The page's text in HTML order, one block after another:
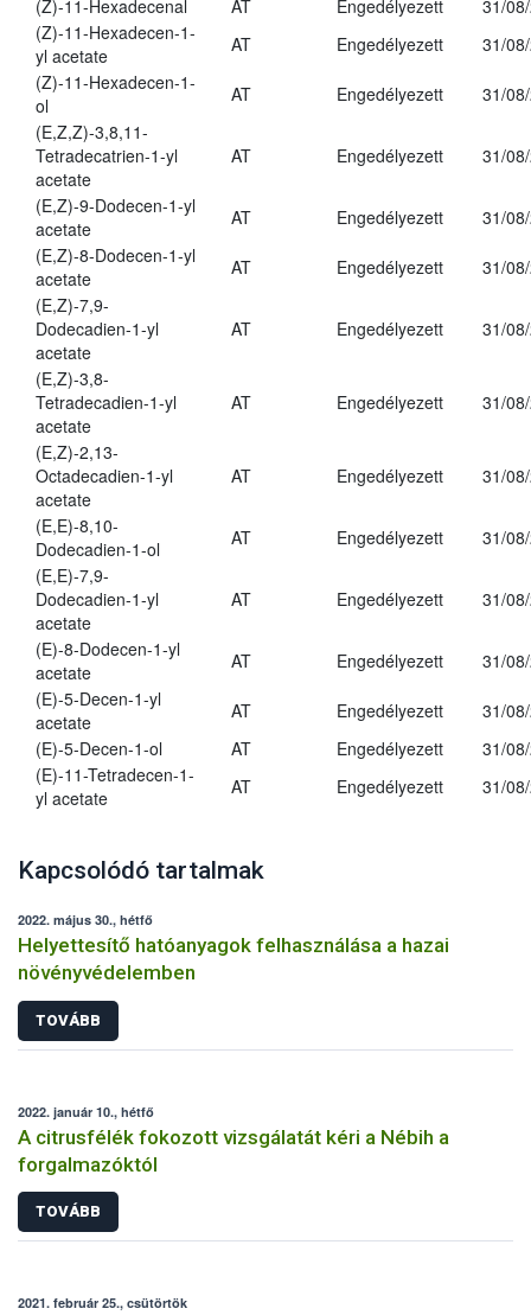
(Z)-11-Hexadecenal
AT Engedélyezett
31/
(Z)-11-Hexadecen-1-
yl acetate
AT Engedélyezett
31/
(Z)-11-Hexadecen-1-
ol
AT Engedélyezett
31/
(E,Z,Z)-3,8,11-
Tetradecatrien-1-yl
acetate
AT Engedélyezett 31/
(E,Z)-9-Dodecen-1-yl
acetate
AT Engedélyezett
31/
(E,Z)-8-Dodecen-1-yl
acetate
AT Engedélyezett
31/
(E,Z)-7,9-
Dodecadien-1-yl
acetate
AT Engedélyezett 31/
(E,Z)-3,8-
Tetradecadien-1-yl
acetate
AT Engedélyezett 31/
(E,Z)-2,13-
Octadecadien-1-yl
acetate
AT Engedélyezett 31/
(E,E)-8,10-
Dodecadien-1-ol
AT Engedélyezett
31/
(E,E)-7,9-
Dodecadien-1-yl
acetate
AT Engedélyezett 31/
(E)-8-Dodecen-1-yl
acetate
AT Engedélyezett
31/
(E)-5-Decen-1-yl
acetate
AT Engedélyezett
31/
(E)-5-Decen-1-ol
AT Engedélyezett
31/
(E)-11-Tetradecen-1-
yl acetate
AT Engedélyezett 31/
Kapcsolódó tartalmak
2022. május 30., hétfő
Helyettesítő hatóanyagok felhasználása a hazai
növényvédelemben
TOVÁBB
2022. január 10., hétfő
A citrusfélék fokozott vizsgálatát kéri a Nébih a
forgalmazóktól
TOVÁBB
2021. február 25., csütörtök